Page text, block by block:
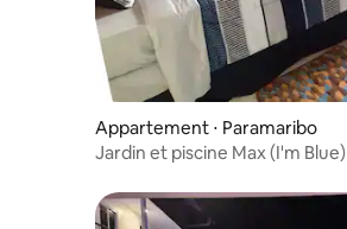
Appartement ⋅ Paramaribo
Jardin et piscine Max (I'm Blue)